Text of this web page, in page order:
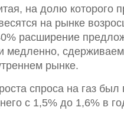
на долю которого
на рынке
расширение
медленно,
рынке.
спроса на газ
с 1,5% до 1,6% в